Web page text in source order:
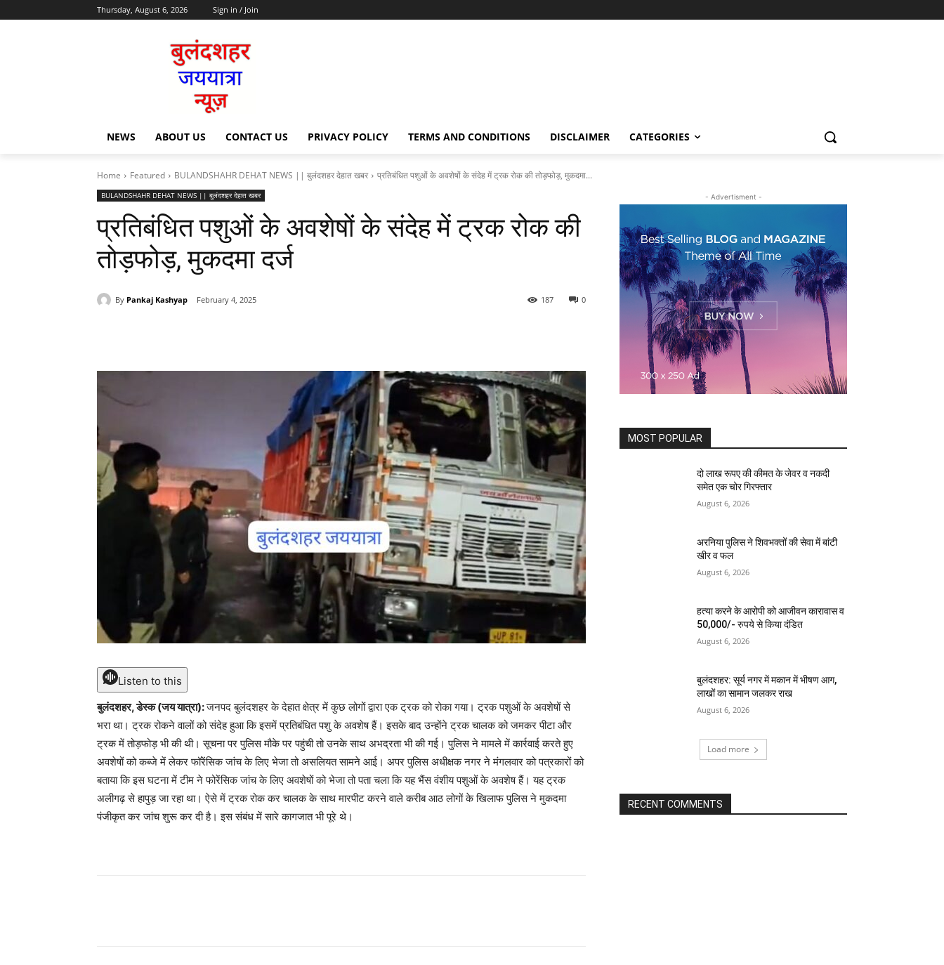
Thursday, August 6, 2026 Sign in / Join
NEWS ABOUT US CONTACT US PRIVACY POLICY TERMS AND CONDITIONS DISCLAIMER CATEGORIES
Home Featured BULANDSHAHR DEHAT NEWS || बुलंदशहर देहात खबर प्रतिबंधित पशुओं के अवशेषों के संदेह में ट्रक रोक की तोड़फोड़, मुकदमा...
BULANDSHAHR DEHAT NEWS || बुलंदशहर देहात खबर
प्रतिबंधित पशुओं के अवशेषों के संदेह में ट्रक रोक की
तोड़फोड़, मुकदमा दर्ज
By Pankaj Kashyap February 4, 2025 0
187
Listen to this
बुलंदशहर, डेस्क (जय यात्रा):जनपद बुलंदशहर के देहात क्षेत्र में कुछ लोगों द्वारा एक ट्रक को रोका गया। ट्रक पशुओं के अवशेषों से
भरा था। ट्रक रोकने वालों को संदेह हुआ कि इसमें प्रतिबंधित पशु के अवशेष हैं। इसके बाद उन्होंने ट्रक चालक को जमकर पीटा और
ट्रक में तोड़फोड़ भी की थी। सूचना पर पुलिस मौके पर पहुंची तो उनके साथ अभद्रता भी की गई। पुलिस ने मामले में कार्रवाई करते हुए
अवशेषों को कब्जे में लेकर फॉरेंसिक जांच के लिए भेजा तो असलियत सामने आई। अपर पुलिस अधीक्षक नगर ने मंगलवार को पत्रकारों को
बताया कि इस घटना में टीम ने फोरेंसिक जांच के लिए अवशेषों को भेजा तो पता चला कि यह भैंस वंशीय पशुओं के अवशेष हैं। यह ट्रक
अलीगढ़ से हापुड़ जा रहा था। ऐसे में ट्रक रोक कर चालक के साथ मारपीट करने वाले करीब आठ लोगों के खिलाफ पुलिस ने मुकदमा
पंजीकृत कर जांच शुरू कर दी है। इस संबंध में सारे कागजात भी पूरे थे।
- Advertisment -
MOST POPULAR
दो लाख रूपए की कीमत के जेवर व नकदी
समेत एक चोर गिरफ्तार
August 6, 2026
अरनिया पुलिस ने शिवभक्तों की सेवा में बांटी
खीर व फल
August 6, 2026
हत्या करने के आरोपी को आजीवन कारावास व
50,000/- रुपये से किया दंडित
August 6, 2026
बुलंदशहर: सूर्य नगर में मकान में भीषण आग,
लाखों का सामान जलकर राख
August 6, 2026
Load more
RECENT COMMENTS